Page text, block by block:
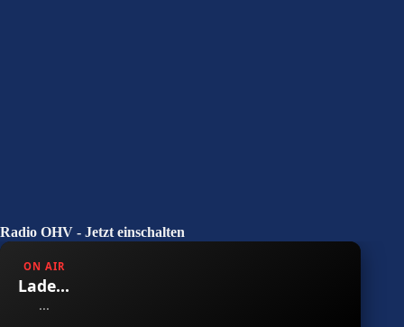
Radio OHV - Jetzt einschalten
ON AIR
Lade...
...